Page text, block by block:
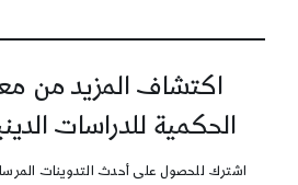
اكتشاف المزيد من
الحكمية للدراسات
اشترك للحصول على أحدث التدوينات